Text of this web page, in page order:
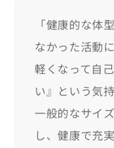
「健康的な体
なかった活動
軽くなって自
い』という気
一般的なサイ
し、健康で充